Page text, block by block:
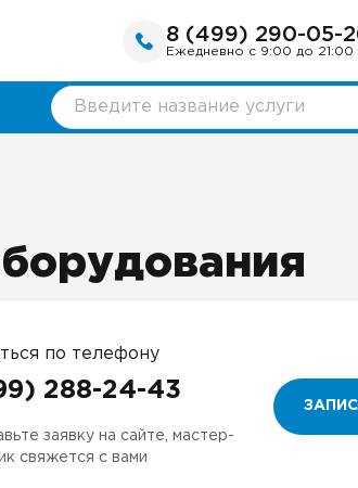
8 (499) 290-05-
Ежедневно с 9:00 до 21:00
по телефону
288-24-43
заявку на сайте, мастер-
свяжется с вами